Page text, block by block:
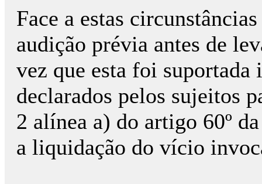
Face a estas
audição prévia antes de
vez que esta foi
declarados pelos sujeitos
2 alínea a) do artigo 60º
a liquidação do vício